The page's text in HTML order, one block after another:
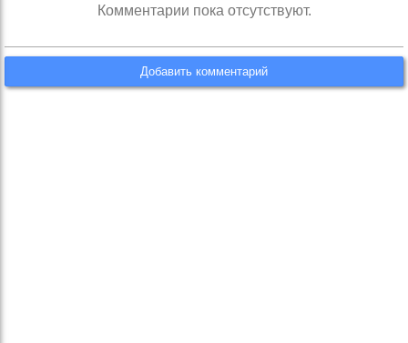
Комментарии пока отсутствуют.
Добавить комментарий